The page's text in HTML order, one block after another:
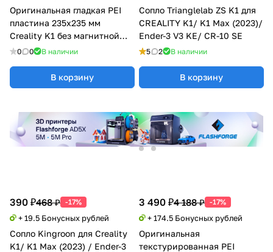
Оригинальная гладкая PEI
пластина 235x235 мм
Creality K1 без магнитной
наклейки
0 0 В наличии
В корзину
Сопло Trianglelab ZS K1 для
CREALITY K1/ K1 Max (2023)/
Ender-3 V3 KE/ CR-10 SE
5 2 В наличии
В корзину
390 ₽468 ₽ -17%
+ 19.5 Бонусных рублей
Сопло Kingroon для Creality
K1/ K1 Max (2023) / Ender-3
3 490 ₽4 188 ₽ -17%
+ 174.5 Бонусных рублей
Оригинальная
текстурированная PEI